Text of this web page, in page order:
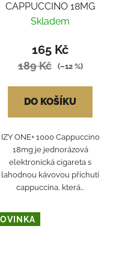
CAPPUCCINO 18MG
Skladem
165 Kč
189 Kč (–12 %)
DO KOŠÍKU
IZY ONE+ 1000 Cappuccino
18mg je jednorázová
elektronická cigareta s
lahodnou kávovou příchutí
cappuccina, která...